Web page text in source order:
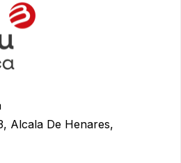
Alcala De Henares,